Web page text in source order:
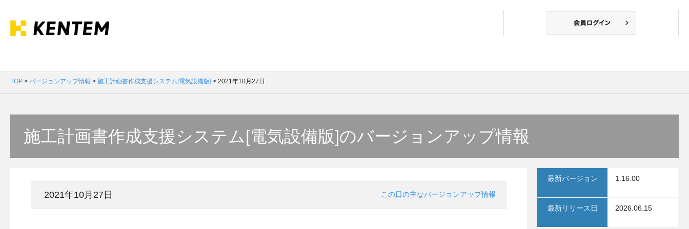
TOP > バージョンアップ情報 > 施工計画書作成支援システム[電気設備版] > 2021年10月27日
施工計画書作成支援システム[電気設備版]のバージョンアップ情報
2021年10月27日 この日の主なバージョンアップ情報
最新バージョン 1.16.00
最新リリース日 2026.06.15